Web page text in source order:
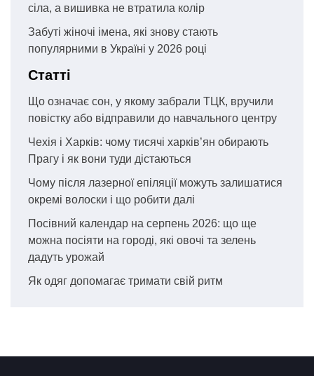
сіла, а вишивка не втратила колір
Забуті жіночі імена, які знову стають
популярними в Україні у 2026 році
Статті
Що означає сон, у якому забрали ТЦК, вручили
повістку або відправили до навчального центру
Чехія і Харків: чому тисячі харків’ян обирають
Прагу і як вони туди дістаються
Чому після лазерної епіляції можуть залишатися
окремі волоски і що робити далі
Посівний календар на серпень 2026: що ще
можна посіяти на городі, які овочі та зелень
дадуть урожай
Як одяг допомагає тримати свій ритм